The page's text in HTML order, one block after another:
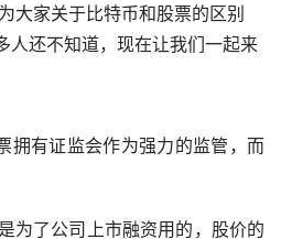
大家关于比特币和股票的区别
人还不知道，现在让我们一起来
拥有证监会作为强力的监管，而
为了公司上市融资用的，股价的